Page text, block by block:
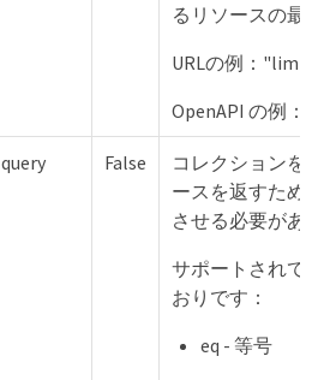
るリソースの最
URLの例：
OpenAPI の例：
query False
コレクションを
ースを返すため
させる必要があ
サポートされて
おりです：
eq - 等号